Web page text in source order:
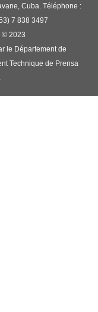
Cuba. Téléphone :
7 838 3497
© 2023
le Département de
Technique de Prensa